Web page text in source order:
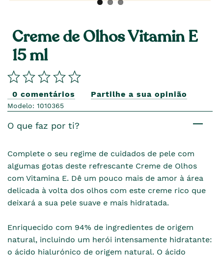
Creme de Olhos Vitamin E
15 ml
0 comentários Partilhe a sua opinião
Modelo: 1010365
O que faz por ti?
Complete o seu regime de cuidados de pele com
algumas gotas deste refrescante Creme de Olhos
com Vitamina E. Dê um pouco mais de amor à área
delicada à volta dos olhos com este creme rico que
deixará a sua pele suave e mais hidratada.
Enriquecido com 94% de ingredientes de origem
natural, incluindo um herói intensamente hidratante:
o ácido hialurónico de origem natural. O ácido